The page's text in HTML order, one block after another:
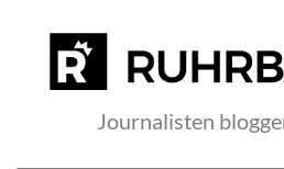
Journalisten